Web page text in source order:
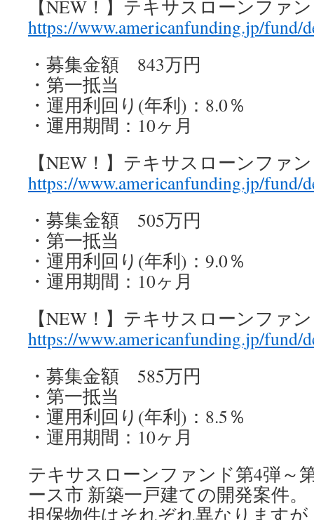
【NEW！】テキサスローンファ
https://www.americanfunding.jp/fund/
・募集金額 843万円
・第一抵当
・運用利回り(年利)：8.0％
・運用期間：10ヶ月
【NEW！】テキサスローンファ
https://www.americanfunding.jp/fund/
・募集金額 505万円
・第一抵当
・運用利回り(年利)：9.0％
・運用期間：10ヶ月
【NEW！】テキサスローンファ
https://www.americanfunding.jp/fund/
・募集金額 585万円
・第一抵当
・運用利回り(年利)：8.5％
・運用期間：10ヶ月
テキサスローンファンド第4弾～
ース市 新築一戸建ての開発案件。
担保物件はそれぞれ異なります